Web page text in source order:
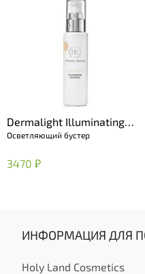
Dermalight Illuminating
Booster
Осветляющий бустер
3470 ₽
ИНФОРМАЦИЯ ДЛЯ
Holy Land Cosmetics